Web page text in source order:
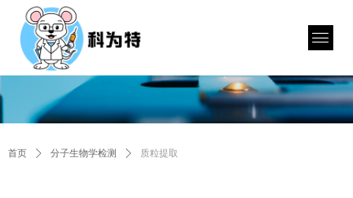
首页 ꄲ 分子生物学检测 ꄲ 质粒提取